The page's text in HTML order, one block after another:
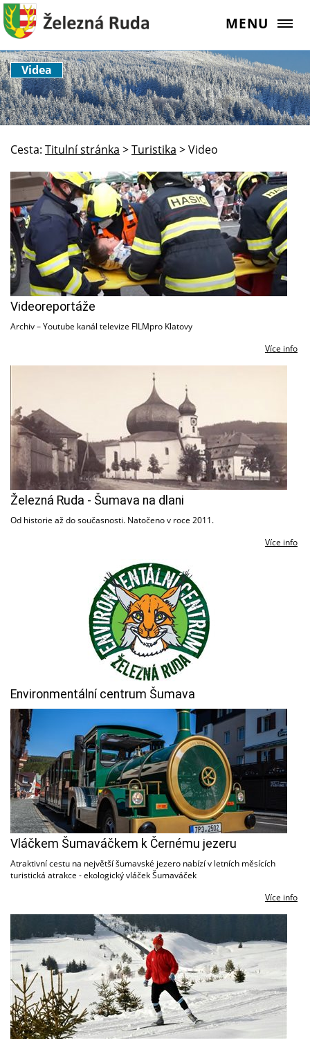
MENU
Videa
Cesta: Titulní stránka >Turistika >Video
Videoreportáže
Archiv – Youtube kanál televize FILMpro Klatovy
Více info
Železná Ruda - Šumava na dlani
Od historie až do současnosti. Natočeno v roce 2011.
Více info
Environmentální centrum Šumava
Vláčkem Šumaváčkem k Černému jezeru
Atraktivní cestu na největší šumavské jezero nabízí v letních měsících
turistická atrakce - ekologický vláček Šumaváček
Více info